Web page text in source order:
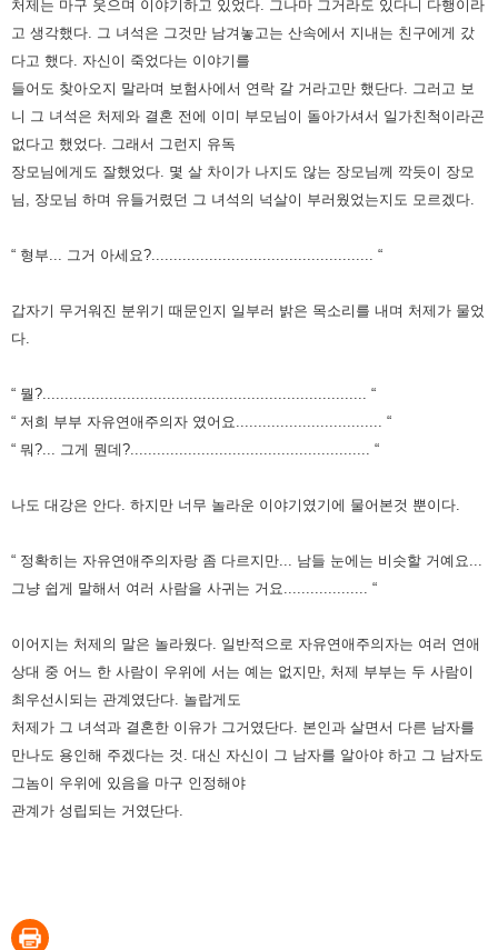
처제는 마구 웃으며 이야기하고 있었다. 그나마 그거라도 있다니 다행이라
고 생각했다.
그 녀석은 그것만 남겨놓고는 산속에서 지내는 친구에게 갔
다고 했다. 자신이 죽었다는 이야기를
들어도 찾아오지 말라며 보험사에서 연락 갈 거라고만 했단다.
그러고 보
니 그 녀석은 처제와 결혼 전에 이미 부모님이 돌아가셔서 일가친척이라곤
없다고 했었다.
그래서 그런지 유독
장모님에게도 잘했었다. 몇 살 차이가 나지도 않는 장모님께 깍듯이 장모
님, 장모님 하며 유들거렸던 그 녀석의 넉살이 부러웠었는지도 모르겠다.
“ 형부... 그거 아세요?.................................................. “
갑자기 무거워진 분위기 때문인지 일부러 밝은 목소리를 내며 처제가 물었
다.
“ 뭘?......................................................................... “
“ 저희 부부 자유연애주의자 였어요................................. “
“ 뭐?... 그게 뭔데?...................................................... “
나도 대강은 안다. 하지만 너무 놀라운 이야기였기에 물어본것 뿐이다.
“ 정확히는 자유연애주의자랑 좀 다르지만... 남들 눈에는 비슷할 거예요...
그냥 쉽게 말해서 여러 사람을 사귀는 거요................... “
이어지는 처제의 말은 놀라웠다. 일반적으로 자유연애주의자는 여러 연애
상대 중 어느 한 사람이 우위에 서는 예는 없지만, 처제 부부는 두 사람이
최우선시되는 관계였단다. 놀랍게도
처제가 그 녀석과 결혼한 이유가 그거였단다. 본인과 살면서 다른 남자를
만나도 용인해 주겠다는 것. 대신 자신이 그 남자를 알아야 하고 그 남자도
그놈이 우위에 있음을 마구 인정해야
관계가 성립되는 거였단다.